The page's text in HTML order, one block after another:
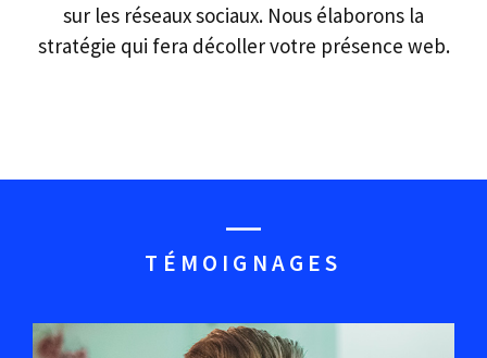
sur les réseaux sociaux. Nous élaborons la
stratégie qui fera décoller votre présence web.
TÉMOIGNAGES